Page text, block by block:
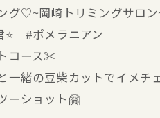
グ♡⁠~岡崎トリミングサロ
⭐ #ポメラニアン
コース✂️
一緒の豆柴カットでイメチ
ーショット🤗